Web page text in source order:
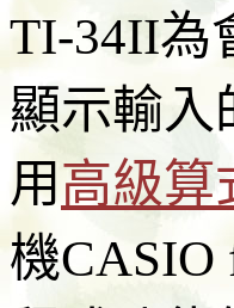
TI-34II為
顯示輸入
用 高級算
機CASIO